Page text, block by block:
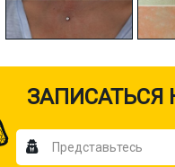
ЗАПИСАТЬСЯ